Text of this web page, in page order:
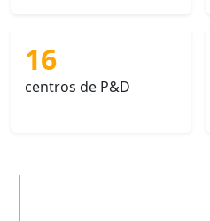
16
centros de P&D